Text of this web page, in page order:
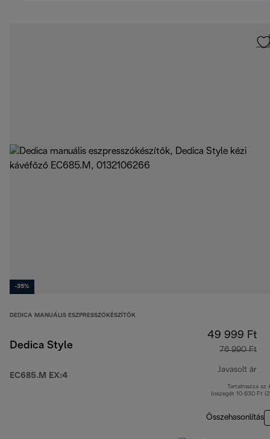
-35%
DEDICA MANUÁLIS ESZPRESSZÓKÉSZÍTŐK
Dedica Style
EC685.M EX:4
49 999 Ft
76 990 Ft
Javasolt ár
Tartalmazza az
összegét 10 630 Ft
Összehasonlítás